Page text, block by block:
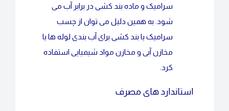
سرامیک و ماده بند کشی در برابر آب می
شود. به همین دلیل می توان از چسب
سرامیک یا بند کشی برای آب بندی لوله ها یا
مخازن آبی و مخازن مواد شیمیایی استفاده
کرد.
استاندارد های مصرف